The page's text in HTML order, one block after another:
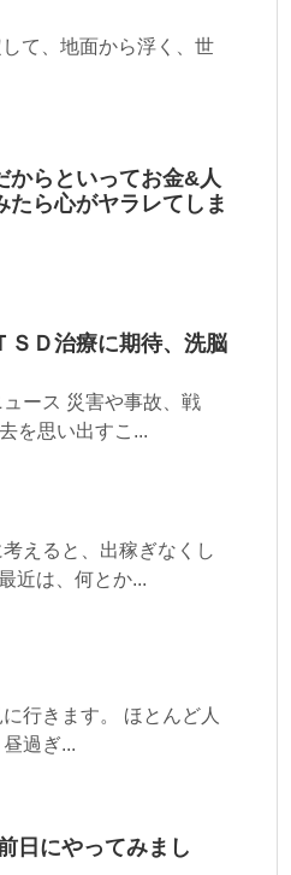
て、地面から浮く、世
からといってお金&人
ら心がヤラレてしま
Ｄ治療に期待、洗脳
ース 災害や事故、戦
を思い出すこ...
えると、出稼ぎなくし
近は、何とか...
行きます。 ほとんど人
過ぎ...
日にやってみまし